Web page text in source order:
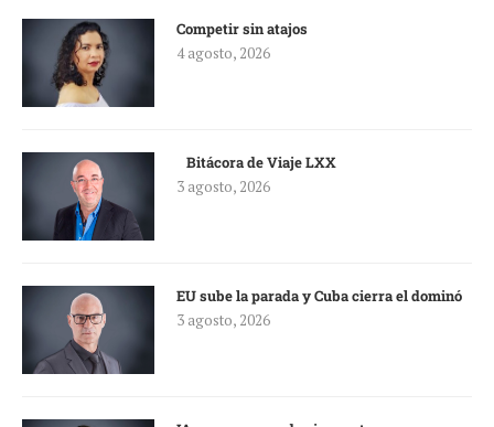
Competir sin atajos
4 agosto, 2026
Bitácora de Viaje LXX
3 agosto, 2026
EU sube la parada y Cuba cierra el dominó
3 agosto, 2026